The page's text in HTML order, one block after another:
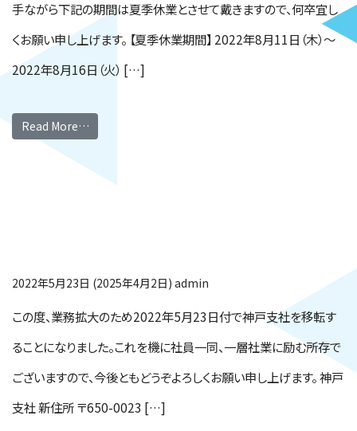
手ながら下記の期間は夏季休業とさせて戴きますので、何卒宜し
くお願い申し上げます。 【夏季休業期間】 2022年8月11日（木）～
2022年8月16日（火） […]
Read More…
2022年5月23日 (2025年4月2日) admin
この度、業務拡大のため2022年5月23日付で神戸支社を移転す
ることになりました。これを機に社員一同、一層社業に励む所存で
ございますので、今後ともどうぞよろしくお願い申し上げます。 神戸
支社 新住所 〒650-0023 […]